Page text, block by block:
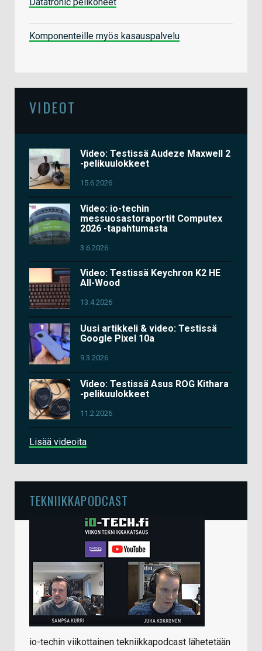
Komponenteille myös kasauspalvelu
VIDEOT
Video: Testissä Audeze Maxwell 2
-pelikuulokkeet
15.6.2026
Video: io-techin
messuosastoraportit Computex
2026 -tapahtumasta
3.6.2026
Video: Testissä Keychron K2 HE
All-Wood
13.4.2026
Uusi artikkeli & video: Testissä
Google Pixel 10a
9.3.2026
Video: Testissä Asus ROG Kithara
-pelikuulokkeet
11.2.2026
Lisää videoita
TEKNIIKKAPODCAST
io-techin viikottainen tekniikkapodcast lähetetään